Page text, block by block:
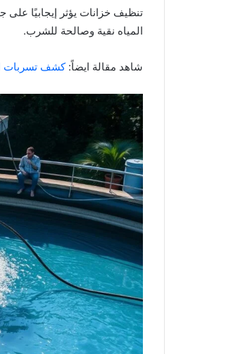
تنظيف خزانات يؤثر إيجابيًا على
المياه نقية وصالحة للشرب.
شاهد مقالة ايضاً:كشف تسربات